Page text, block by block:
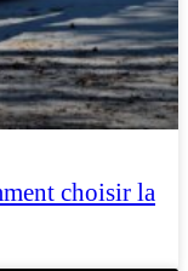
choisir la